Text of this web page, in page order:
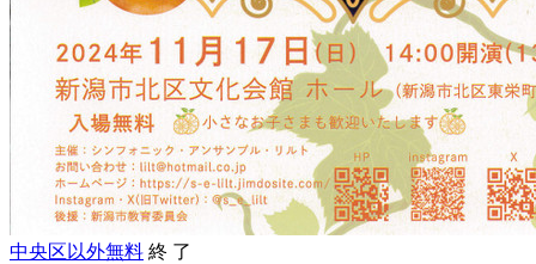
中央区以外無料 終 了